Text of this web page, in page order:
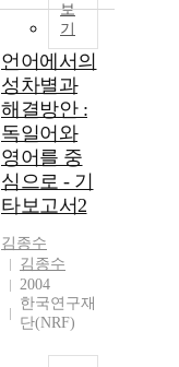
보
기
언어에서의
성차별과
해결방안 :
독일어와
영어를 중
심으로 - 기
타보고서2
김종수
김종수
2004
한국연구재
단(NRF)